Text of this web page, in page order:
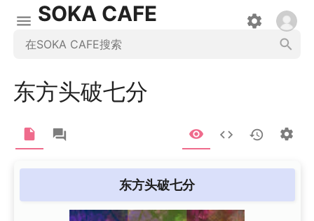
SOKA CAFE
东方头破七分
东方头破七分